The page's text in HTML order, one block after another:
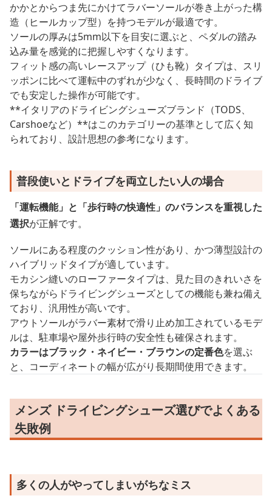
かかとからつま先にかけてラバーソールが巻き上がった構
造（ヒールカップ型）を持つモデルが最適です。
ソールの厚みは5mm以下を目安に選ぶと、ペダルの踏み
込み量を感覚的に把握しやすくなります。
フィット感の高いレースアップ（ひも靴）タイプは、スリ
ッポンに比べて運転中のずれが少なく、長時間のドライブ
でも安定した操作が可能です。
**イタリアのドライビングシューズブランド（TODS、
Carshoeなど）**はこのカテゴリーの基準として広く知
られており、設計思想の参考になります。
普段使いとドライブを両立したい人の場合
「運転機能」と「歩行時の快適性」のバランスを重視した
選択が正解です。
ソールにある程度のクッション性があり、かつ薄型設計の
ハイブリッドタイプが適しています。
モカシン縫いのローファータイプは、見た目のきれいさを
保ちながらドライビングシューズとしての機能も兼ね備え
ており、汎用性が高いです。
アウトソールがラバー素材で滑り止め加工されているモデ
ルは、駐車場や屋外歩行時の安全性も確保されます。
カラーはブラック・ネイビー・ブラウンの定番色を選ぶ
と、コーディネートの幅が広がり長期間使用できます。
メンズ ドライビングシューズ選びでよくある
失敗例
多くの人がやってしまいがちなミス